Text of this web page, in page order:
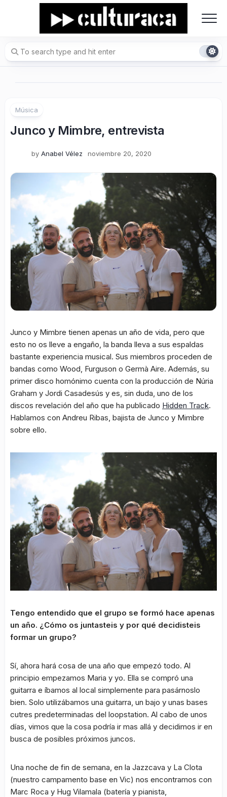
Música
Junco y Mimbre, entrevista
by Anabel Vélez noviembre 20, 2020
Junco y Mimbre tienen apenas un año de vida, pero que
esto no os lleve a engaño, la banda lleva a sus espaldas
bastante experiencia musical. Sus miembros proceden de
bandas como Wood, Furguson o Germà Aire. Además, su
primer disco homónimo cuenta con la producción de Núria
Graham y Jordi Casadesús y es, sin duda, uno de los
discos revelación del año que ha publicado Hidden Track.
Hablamos con Andreu Ribas, bajista de Junco y Mimbre
sobre ello.
Tengo entendido que el grupo se formó hace apenas
un año. ¿Cómo os juntasteis y por qué decidisteis
formar un grupo?
Sí, ahora hará cosa de una año que empezó todo. Al
principio empezamos Maria y yo. Ella se compró una
guitarra e íbamos al local simplemente para pasárnoslo
bien. Solo utilizábamos una guitarra, un bajo y unas bases
cutres predeterminadas del loopstation. Al cabo de unos
días, vimos que la cosa podría ir mas allá y decidimos ir en
busca de posibles próximos juncos.
Una noche de fin de semana, en la Jazzcava y La Clota
(nuestro campamento base en Vic) nos encontramos con
Marc Roca y Hug Vilamala (batería y pianista,